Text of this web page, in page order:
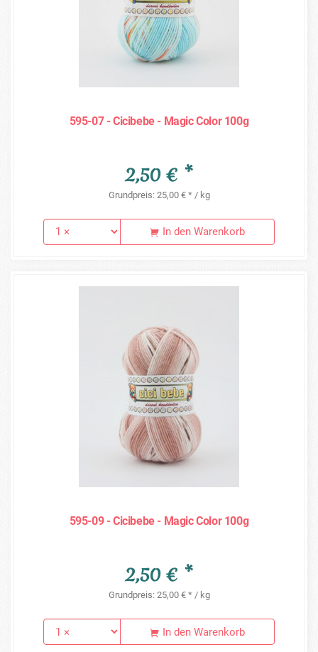
595-07 - Cicibebe - Magic Color 100g
2,50 € *
Grundpreis: 25,00 € * / kg
In den Warenkorb
595-09 - Cicibebe - Magic Color 100g
2,50 € *
Grundpreis: 25,00 € * / kg
In den Warenkorb